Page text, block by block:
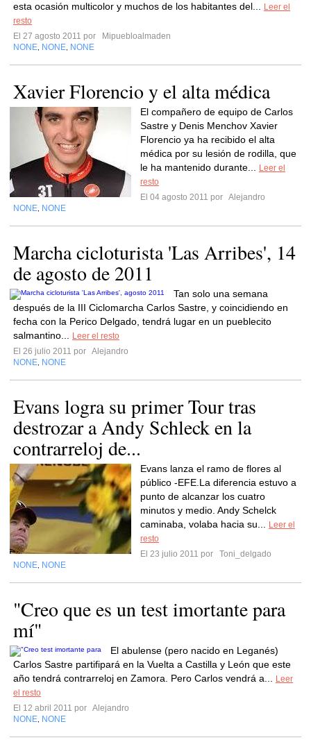
esta ocasión multicolor y muchos de los habitantes del...
Leer el
resto
El 27 agosto 2011 por
Mipuebloalmaden
NONE NONE NONE
Xavier Florencio y el alta médica
El compañero de equipo de Carlos
Sastre y Denis Menchov Xavier
Florencio ya ha recibido el alta
médica por su lesión de rodilla, que
le ha mantenido durante...
Leer el
resto
El 04 agosto 2011 por Alejandro
NONE NONE
Marcha cicloturista 'Las Arribes', 14
de agosto de 2011
Tan solo una semana
después de la III Ciclomarcha Carlos Sastre, y coincidiendo en
fecha con la Perico Delgado, tendrá lugar en un pueblecito
salmantino...
Leer el resto
El 26 julio 2011 por Alejandro
NONE NONE
Evans logra su primer Tour tras
destrozar a Andy Schleck en la
contrarreloj de...
Evans lanza el ramo de flores al
público -EFE.La diferencia estuvo a
punto de alcanzar los cuatro
minutos y medio. Andy Schelck
caminaba, volaba hacia su...
Leer el
resto
El 23 julio 2011 por
Toni_delgado
NONE NONE
"Creo que es un test imortante para
mí"
El abulense (pero nacido en Leganés)
Carlos Sastre partifipará en la Vuelta a Castilla y León que este
año tendrá contrarreloj en Zamora. Pero Carlos vendrá a...
Leer
el resto
El 12 abril 2011 por Alejandro
NONE NONE